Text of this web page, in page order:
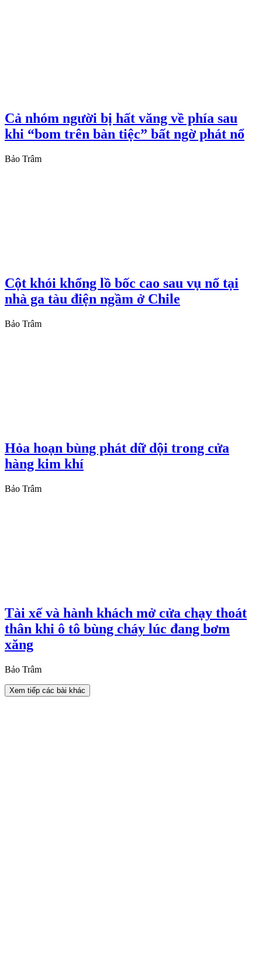
Cả nhóm người bị hất văng về phía sau
khi “bom trên bàn tiệc” bất ngờ phát nổ
Bảo Trâm
Cột khói khổng lồ bốc cao sau vụ nổ tại
nhà ga tàu điện ngầm ở Chile
Bảo Trâm
Hỏa hoạn bùng phát dữ dội trong cửa
hàng kim khí
Bảo Trâm
Tài xế và hành khách mở cửa chạy thoát
thân khi ô tô bùng cháy lúc đang bơm
xăng
Bảo Trâm
Xem tiếp các bài khác